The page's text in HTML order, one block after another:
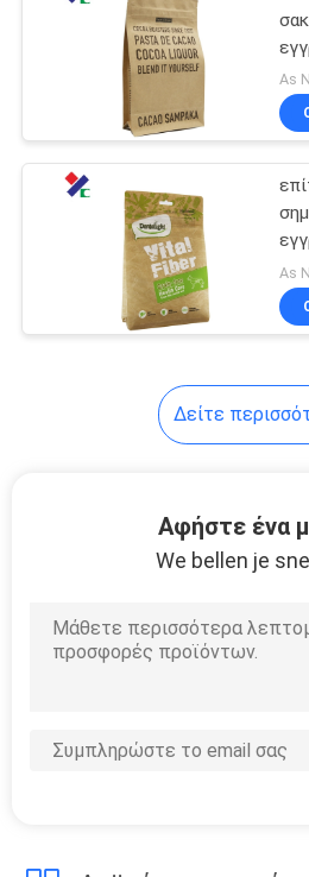
KRAFT
Τσάντα
τροφίμων
Κρύα ταινία
σακουλών
As
As
Δείτε
Αφήστε ένα
We bellen je